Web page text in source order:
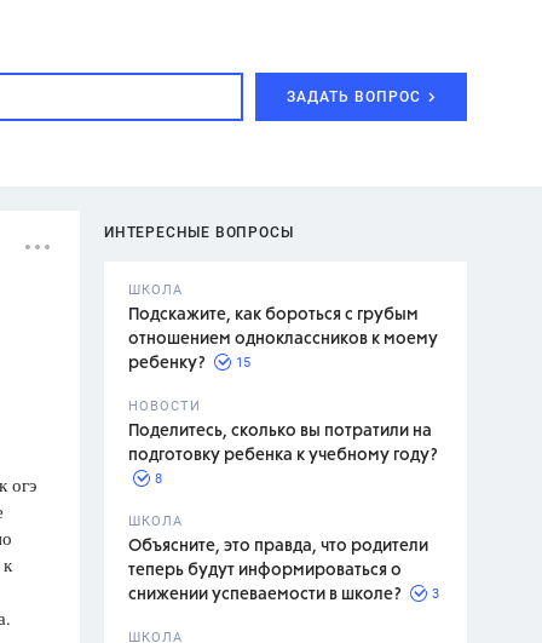
ЗАДАТЬ ВОПРОС
Л.С.,
ИНТЕРЕСНЫЕ ВОПРОСЫ
ШКОЛА
Подскажите, как бороться с грубым
отношением одноклассников к моему
ребенку?
15
НОВОСТИ
Поделитесь, сколько вы потратили на
подготовку ребенка к учебному году?
8
ШКОЛА
Объясните, это правда, что родители
теперь будут информироваться о
снижении успеваемости в школе?
3
ШКОЛА
огэ